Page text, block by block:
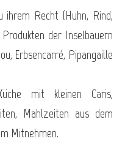
ihrem Recht (Huhn, Rind,
der Inselbauern
Erbsencarré, Pipangaille
mit kleinen Caris,
Mahlzeiten aus dem
Mitnehmen.